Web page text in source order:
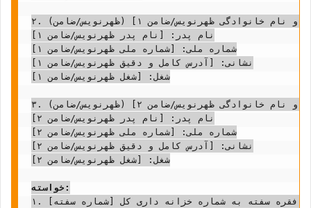
۲. نام و نام خانوادگی: [نام و نام خانوادگی ظهرنویس/ضامن ۱] (ظهرنویس/ضامن)
۳. نام و نام خانوادگی: [نام و نام خانوادگی ظهرنویس/ضامن ۲] (ظهرنویس/ضامن)
خواسته:
۱. مطالبه مبلغ [مبلغ سفته به عدد] ریال بابت وجه یک فقره سفته به شماره خزانه داری کل [شماره سفته].